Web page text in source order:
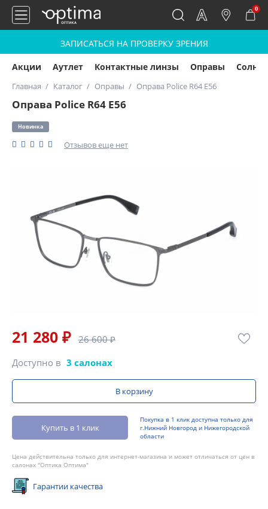
0
ЗАПИСАТЬСЯ НА ПРОВЕРКУ ЗРЕНИЯ
Акции Аутлет Контактные линзы Оправы
Главная Каталог Оправы Оправа Police R64 E56
Оправа Police R64 E56
Новинка
Отзывов еще нет
21 280 ₽ 26 600 ₽
Доступно в 3 салонах
В корзину
Купить в 1 клик
Покупка в 1 клик доступна только для
г.Нижний Новгород и Нижегородской
области
Цена действительна только для интернет-магазина и может отличаться от цен в
салонах "Оптика Оптима"
Гарантии качества